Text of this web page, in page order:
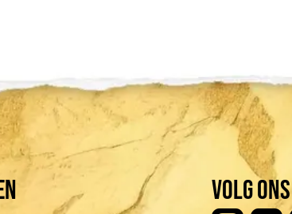
Volg ons